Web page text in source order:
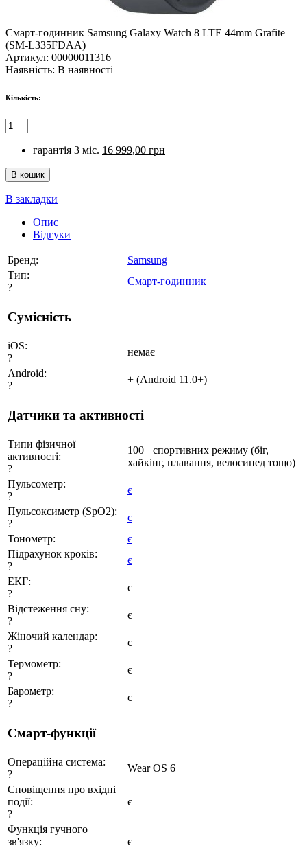
Смарт-годинник Samsung Galaxy Watch 8 LTE 44mm Grafite
(SM-L335FDAA)
Артикул: 00000011316
Наявність: В наявності
Кількість:
гарантія 3 міс. 16 999,00 грн
В закладки
Опис
Відгуки
Бренд:
Samsung
Тип:
?
Смарт-годинник
Сумісність
iOS:
?
немає
Android:
?
+ (Android 11.0+)
Датчики та активності
Типи фізичної
активності:
?
100+ спортивних режиму (біг,
хайкінг, плавання, велосипед тощо)
Пульсометр:
?
є
Пульсоксиметр (SpO2):
?
є
Тонометр:
є
Підрахунок кроків:
?
є
ЕКГ:
?
є
Відстеження сну:
?
є
Жіночий календар:
?
є
Термометр:
?
є
Барометр:
?
є
Смарт-функції
Операційна система:
?
Wear OS 6
Сповіщення про вхідні
події:
?
є
Функція гучного
зв'язку:
є